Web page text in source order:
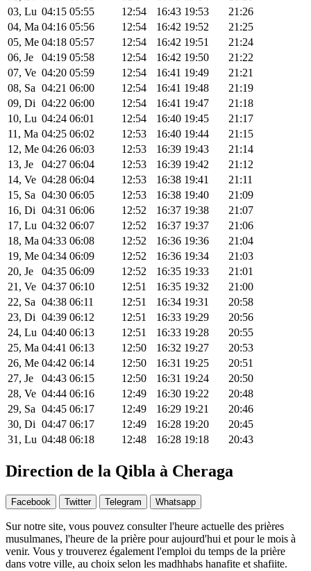
03, Lu 04:15 05:55 12:54 16:43 19:53
21:26
04, Ma 04:16 05:56 12:54 16:42 19:52
21:25
05, Me 04:18 05:57 12:54 16:42 19:51
21:24
06, Je
04:19 05:58 12:54 16:42 19:50
21:22
07, Ve 04:20 05:59 12:54 16:41 19:49
21:21
08, Sa 04:21 06:00 12:54 16:41 19:48
21:19
09, Di 04:22 06:00 12:54 16:41 19:47
21:18
10, Lu 04:24 06:01 12:54 16:40 19:45
21:17
11, Ma 04:25 06:02 12:53 16:40 19:44
21:15
12, Me 04:26 06:03 12:53 16:39 19:43
21:14
13, Je
04:27 06:04 12:53 16:39 19:42
21:12
14, Ve 04:28 06:04 12:53 16:38 19:41
21:11
15, Sa 04:30 06:05 12:53 16:38 19:40
21:09
16, Di 04:31 06:06 12:52 16:37 19:38
21:07
17, Lu 04:32 06:07 12:52 16:37 19:37
21:06
18, Ma 04:33 06:08 12:52 16:36 19:36
21:04
19, Me 04:34 06:09 12:52 16:36 19:34
21:03
20, Je
04:35 06:09 12:52 16:35 19:33
21:01
21, Ve 04:37 06:10 12:51 16:35 19:32
21:00
22, Sa 04:38 06:11 12:51 16:34 19:31
20:58
23, Di 04:39 06:12 12:51 16:33 19:29
20:56
24, Lu 04:40 06:13 12:51 16:33 19:28
20:55
25, Ma 04:41 06:13 12:50 16:32 19:27
20:53
26, Me 04:42 06:14 12:50 16:31 19:25
20:51
27, Je
04:43 06:15 12:50 16:31 19:24
20:50
28, Ve 04:44 06:16 12:49 16:30 19:22
20:48
29, Sa 04:45 06:17 12:49 16:29 19:21
20:46
30, Di 04:47 06:17 12:49 16:28 19:20
20:45
31, Lu 04:48 06:18 12:48 16:28 19:18 20:43
Direction de la Qibla à Cheraga
Facebook Twitter Telegram Whatsapp
Sur notre site, vous pouvez consulter l'heure actuelle des prières
musulmanes, l'heure de la prière pour aujourd'hui et pour le mois à
venir. Vous y trouverez également l'emploi du temps de la prière
dans votre ville, au choix selon les madhhabs hanafite et shafiite.